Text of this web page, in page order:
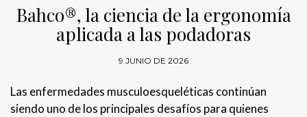
Bahco®, la ciencia de la ergonomía
aplicada a las podadoras
9 JUNIO DE 2026
Las enfermedades musculoesqueléticas continúan
siendo uno de los principales desafíos para quienes